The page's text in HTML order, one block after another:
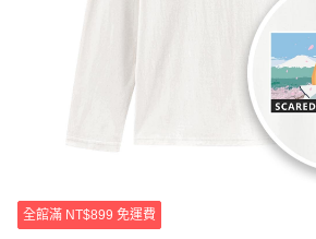
全館滿 NT$899 免運費